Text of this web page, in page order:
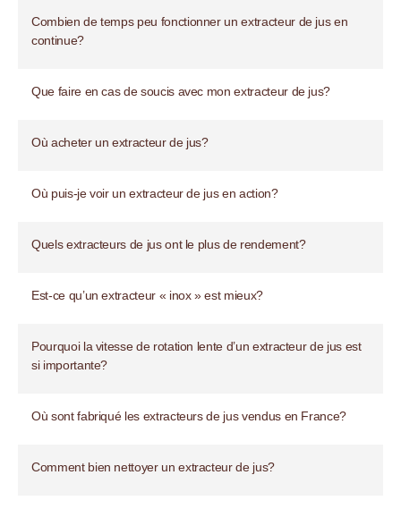
Combien de temps peu fonctionner un extracteur de jus en
continue?
Que faire en cas de soucis avec mon extracteur de jus?
Où acheter un extracteur de jus?
Où puis-je voir un extracteur de jus en action?
Quels extracteurs de jus ont le plus de rendement?
Est-ce qu’un extracteur « inox » est mieux?
Pourquoi la vitesse de rotation lente d’un extracteur de jus est
si importante?
Où sont fabriqué les extracteurs de jus vendus en France?
Comment bien nettoyer un extracteur de jus?